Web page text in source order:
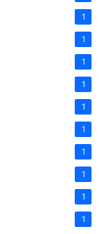
1
1
1
1
1
1
1
1
1
1